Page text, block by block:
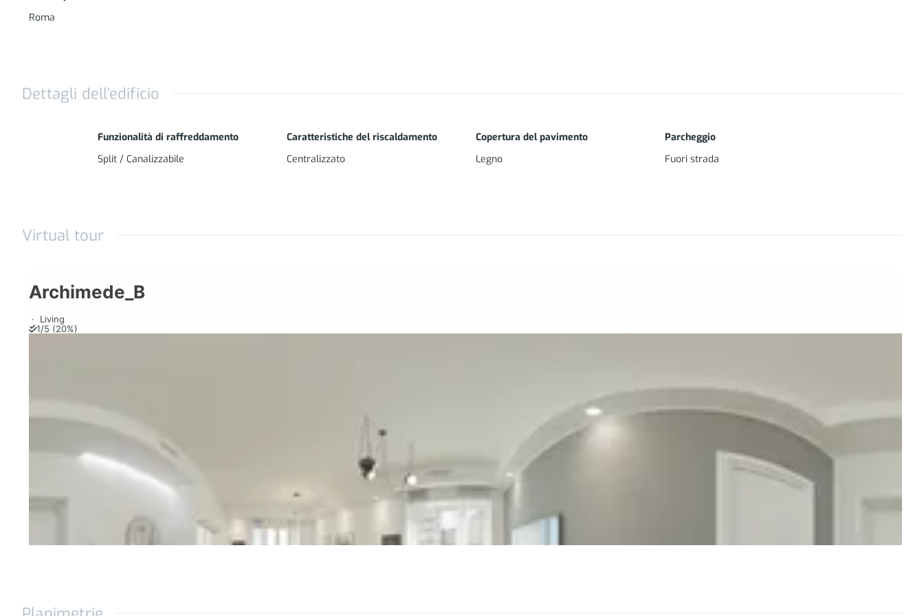
VIRTUAL TOUR DELL'APPARTAMENTO
- Infissi a bassa trasmissività con apertura a vasistas per il ricircolo dell’aria ed ottimo confort acustico;
- Predisposizione per lavatrice in vano dedicato;
- Pavimento e rivestimento bagni in gres porcellanato in pasta con altissima resistenza all’usura;
- Armadiatura a muro;
- Illuminazione led controllata mediante domotica e tagli di luce dedicati;
- Prese USB a parete;
- Garanzia tre anni sugli impianti;
Roma
Dettagli dell'edificio
Funzionalità di raffreddamento
Split / Canalizzabile
Caratteristiche del riscaldamento
Centralizzato
Copertura del pavimento
Legno
Parcheggio
Fuori strada
Virtual tour